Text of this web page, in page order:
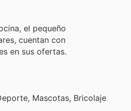
el pequeño
cuentan con
en sus ofertas.
Mascotas, Bricolaje